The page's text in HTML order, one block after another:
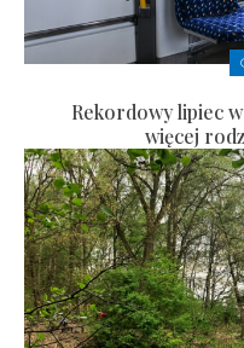
Rekordowy lipiec
więcej